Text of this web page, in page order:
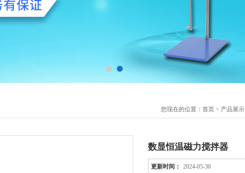
您现在的位置： 首页 > 产品展示
数显恒温磁力搅拌器
更新时间： 2024-05-30